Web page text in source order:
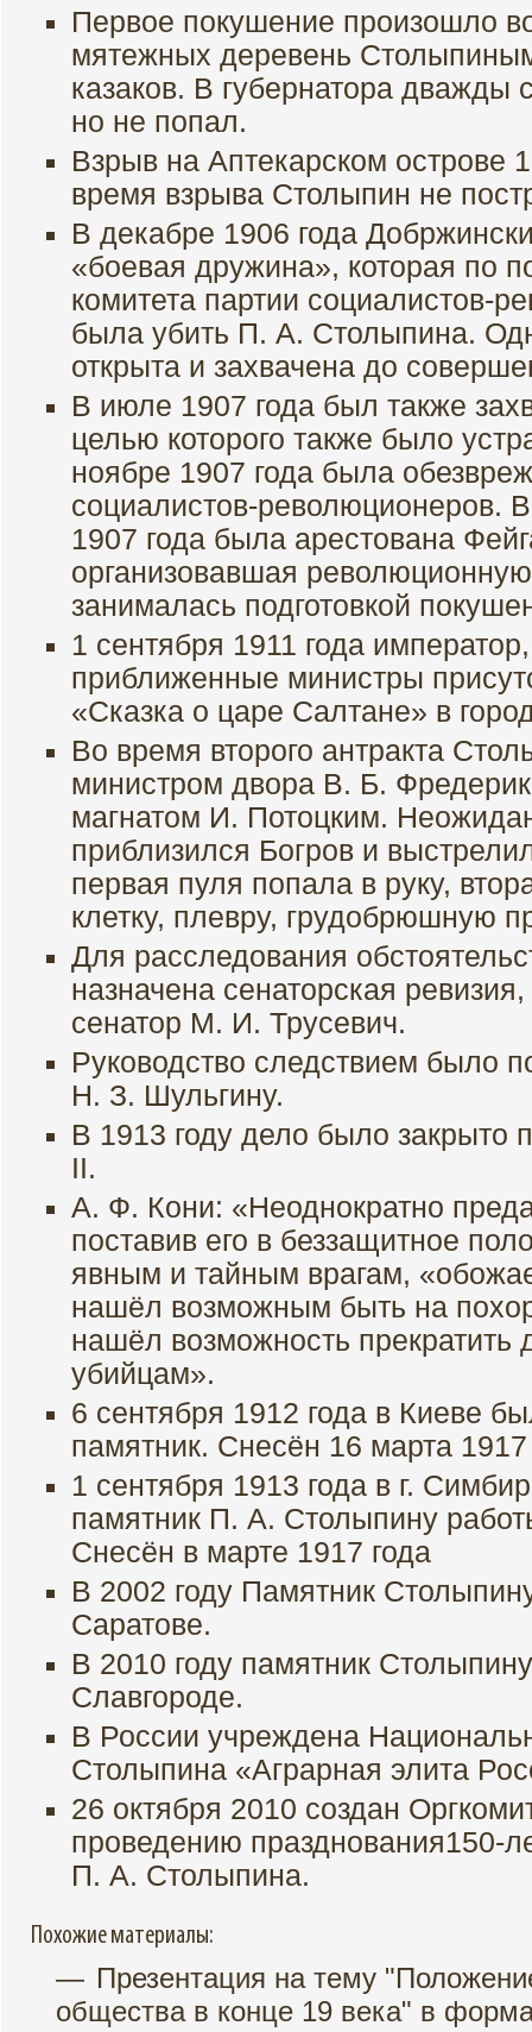
Первое покушение произошло
мятежных деревень
казаков. В губернатора дважды
но не попал.
Взрыв на Аптекарском острове
время взрыва Столыпин не
В декабре 1906 года
«боевая дружина», которая по
комитета партии социалистов-
была убить П. А. Столыпина.
открыта и захвачена до
В июле 1907 года был также
целью которого также было
ноябре 1907 года была
социалистов-революционеров.
1907 года была арестована
организовавшая революционную
занималась подготовкой
1 сентября 1911 года
приближенные министры
«Сказка о царе Салтане» в
Во время второго антракта
министром двора В. Б.
магнатом И. Потоцким.
приблизился Богров и
первая пуля попала в руку,
клетку, плевру, грудобрюшную
Для расследования
назначена сенаторская
сенатор М. И. Трусевич.
Руководство следствием было
Н. З. Шульгину.
В 1913 году дело было закрыто
II.
А. Ф. Кони: «Неоднократно
поставив его в беззащитное
явным и тайным врагам,
нашёл возможным быть на
нашёл возможность прекратить
убийцам».
6 сентября 1912 года в Киеве
памятник. Снесён 16 марта 1917
1 сентября 1913 года в г.
памятник П. А. Столыпину
Снесён в марте 1917 года
В 2002 году Памятник
Саратове.
В 2010 году памятник
Славгороде.
В России учреждена
Столыпина «Аграрная элита
26 октября 2010 создан
проведению празднования150-
П. А. Столыпина.
Похожие материалы:
Презентация на тему
общества в конце 19 века" в